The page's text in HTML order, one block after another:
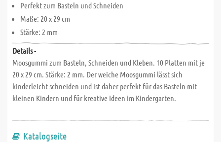
Perfekt zum Basteln und Schneiden
Maße: 20 x 29 cm
Stärke: 2 mm
Details -
Moosgummi zum Basteln, Schneiden und Kleben. 10 Platten mit je
20 x 29 cm. Stärke: 2 mm. Der weiche Moosgummi lässt sich
kinderleicht schneiden und ist daher perfekt für das Basteln mit
kleinen Kindern und für kreative Ideen im Kindergarten.
Katalogseite